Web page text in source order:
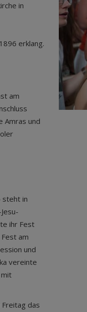
in
erklang.
am
Amras und
steht in
ihr Fest
am
und
vereinte
das